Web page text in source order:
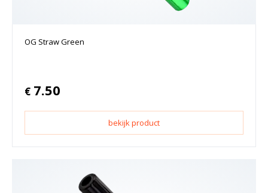
OG Straw Green
€ 7.50
bekijk product